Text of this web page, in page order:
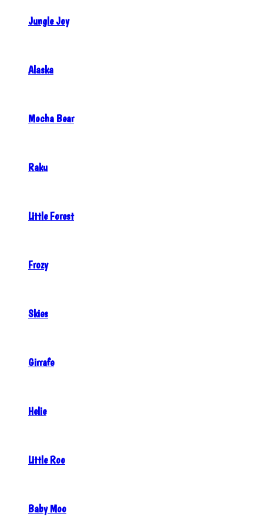
Jungle Joy
Alaska
Mocha Bear
Raku
Little Forest
Frozy
Skies
Girrafe
Helie
Little Roo
Baby Moo